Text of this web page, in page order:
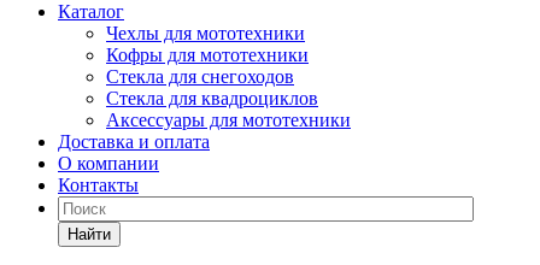
Каталог
Чехлы для мототехники
Кофры для мототехники
Стекла для снегоходов
Стекла для квадроциклов
Аксессуары для мототехники
Доставка и оплата
О компании
Контакты
Найти